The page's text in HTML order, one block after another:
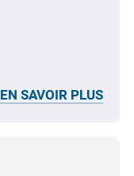
EN SAVOIR PLUS